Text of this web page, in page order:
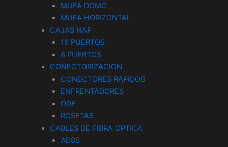
MUFA DOMO
MUFA HORIZONTAL
CAJAS NAP
16 PUERTOS
8 PUERTOS
CONECTORIZACION
CONECTORES RÁPIDOS
ENFRENTADORES
ODF
ROSETAS
CABLES DE FIBRA OPTICA
ADSS